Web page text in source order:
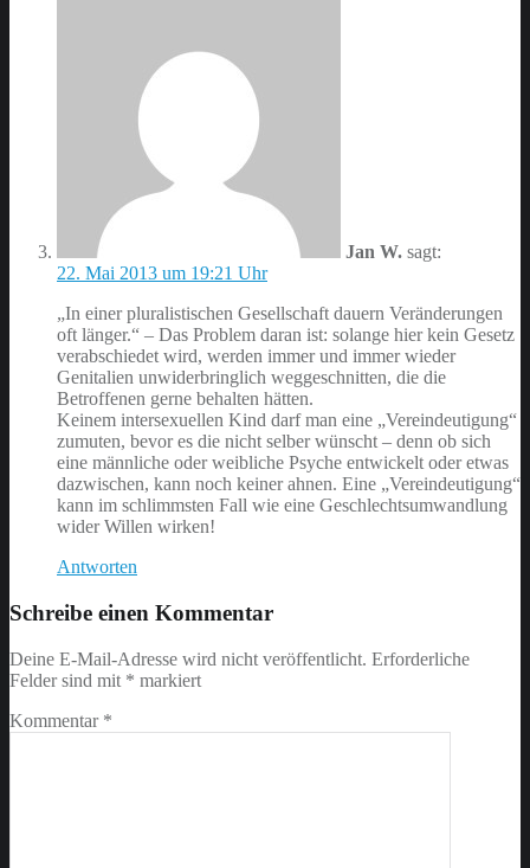
Jan W. sagt:
22. Mai 2013 um 19:21 Uhr
„In einer pluralistischen Gesellschaft dauern Veränderungen
oft länger.“ – Das Problem daran ist: solange hier kein Gesetz
verabschiedet wird, werden immer und immer wieder
Genitalien unwiderbringlich weggeschnitten, die die
Betroffenen gerne behalten hätten.
Keinem intersexuellen Kind darf man eine „Vereindeutigung“
zumuten, bevor es die nicht selber wünscht – denn ob sich
eine männliche oder weibliche Psyche entwickelt oder etwas
dazwischen, kann noch keiner ahnen. Eine „Vereindeutigung“
kann im schlimmsten Fall wie eine Geschlechtsumwandlung
wider Willen wirken!
Antworten
Schreibe einen Kommentar
Deine E-Mail-Adresse wird nicht veröffentlicht. Erforderliche
Felder sind mit * markiert
Kommentar *